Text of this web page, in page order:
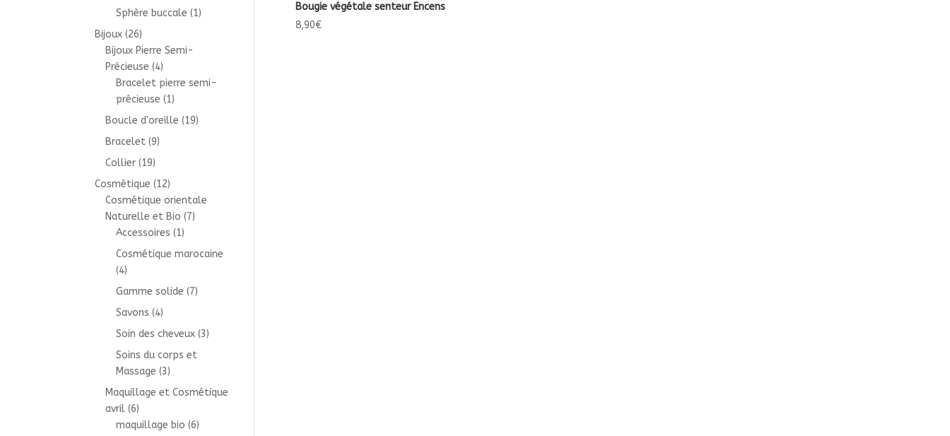
Bougie végétale senteur Encens
8,90€
Sphère buccale (1)
Bijoux (26)
Bijoux Pierre Semi-
Précieuse (4)
Bracelet pierre semi-
précieuse (1)
Boucle d'oreille (19)
Bracelet (9)
Collier (19)
Cosmétique (12)
Cosmétique orientale
Naturelle et Bio (7)
Accessoires (1)
Cosmétique marocaine
(4)
Gamme solide (7)
Savons (4)
Soin des cheveux (3)
Soins du corps et
Massage (3)
Maquillage et Cosmétique
avril (6)
maquillage bio (6)